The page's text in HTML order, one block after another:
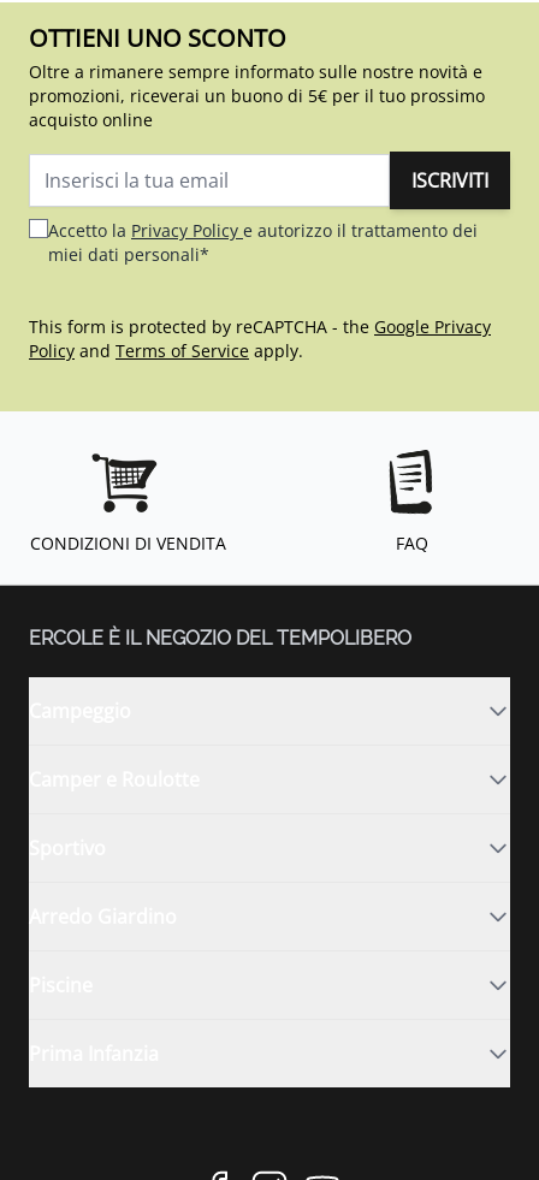
OTTIENI UNO SCONTO
Oltre a rimanere sempre informato sulle nostre novità e
promozioni, riceverai un buono di 5€ per il tuo prossimo
acquisto online
ISCRIVITI
Accetto la Privacy Policy e autorizzo il trattamento dei
miei dati personali*
This form is protected by reCAPTCHA - the Google Privacy
Policy and Terms of Service apply.
CONDIZIONI DI VENDITA FAQ
ERCOLE È IL NEGOZIO DEL TEMPOLIBERO